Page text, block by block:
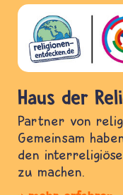
Haus der
Partner von
Gemeinsam
den
zu machen.